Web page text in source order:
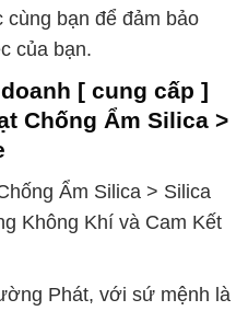
bạn để đảm bảo
của bạn.
[ cung cấp ]
Chống Ẩm Silica >
Ẩm Silica > Silica
Không Khí và Cam Kết
Phát, với sứ mệnh là